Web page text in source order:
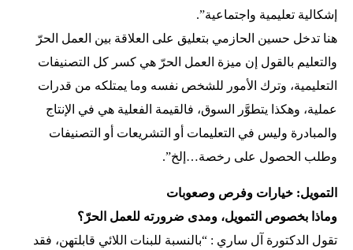
إشكالية تعليمية واجتماعية”.
هنا تدخل حسين الحازمي بتعليق على العلاقة بين العمل الحرّ
والتعليم بالقول إن ميزة العمل الحرّ هي كسر كل التصنيفات
التعليمية، وترك الأمور للشخص نفسه وما يمتلكه من قدرات
عملية، وهكذا يتطوَّر السوق، فالقيمة الفعلية هي في الإنتاج
والمبادرة وليس في التعليمات أو التشريعات أو التصنيفات
وطلب الحصول على رخصة…إلخ”.
التمويل: خيارات وفرص وصعوبات
وماذا بخصوص التمويل، ومدى ضرورته للعمل الحرّ؟
تقول الدكتورة آل ساري : “بالنسبة للبنات اللائي قابلتهن، فقد